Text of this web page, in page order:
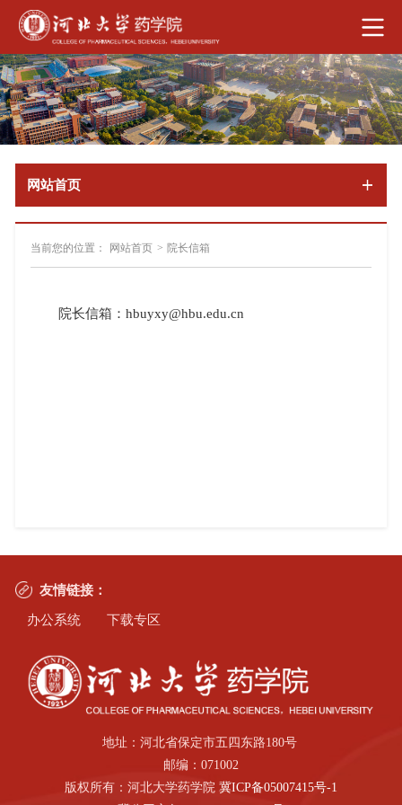
网站首页
当前您的位置： 网站首页 > 院长信箱
院长信箱：hbuyxy@hbu.edu.cn
友情链接：
办公系统
下载专区
地址：河北省保定市五四东路180号
邮编：071002
版权所有：河北大学药学院 冀ICP备05007415号-1